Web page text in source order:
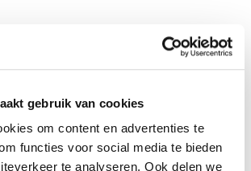
gebruik van cookies
om content en advertenties te
functies voor social media te bieden
te analyseren. Ook delen we